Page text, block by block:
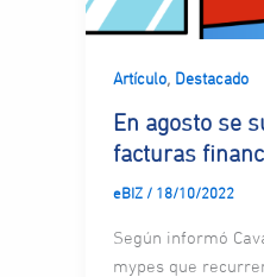
Artículo, Destacado
En agosto se
facturas
eBIZ / 18/10/2022
Según informó
mypes que